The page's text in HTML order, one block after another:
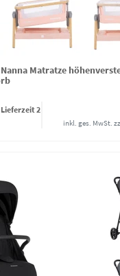
Matratze
2
inkl. ges. MwSt.